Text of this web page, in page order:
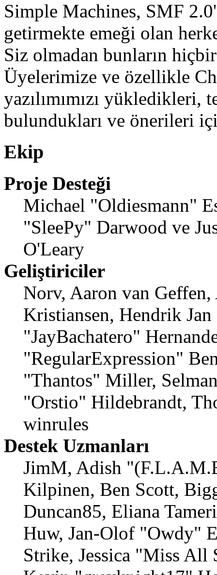
Simple Machines, SMF
getirmekte emeği olan
Siz olmadan bunların
Üyelerimize ve özellikle
yazılımımızı
bulundukları ve önerileri
Ekip
Proje Desteği
Michael "Oldiesmann"
"SleePy" Darwood ve
O'Leary
Geliştiriciler
Norv, Aaron van
Kristiansen, Hendrik
"JayBachatero"
"RegularExpression"
"Thantos" Miller,
"Orstio" Hildebrandt,
winrules
Destek Uzmanları
JimM, Adish
Kilpinen, Ben Scott,
Duncan85, Eliana
Huw, Jan-Olof "Owdy"
Strike, Jessica "Miss All